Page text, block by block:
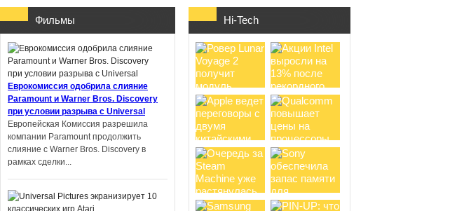
книгами «Кровь, пот и пиксели» и
«Нажми RESET»,...
В Китае литературную премию
получил роман, написанный с
помощью ИИПрофессор Пекинского
университета Шэнь Ян получил
престижную награду на литературном
конкурсе в Китае. Но оказалось,...
Фильмы
Еврокомиссия одобрила слияние
Paramount и Warner Bros. Discovery
при условии разрыва с Universal
Европейская Комиссия разрешила
компании Paramount продолжить
слияние с Warner Bros. Discovery в
рамках сделки...
стриминговый сервис Netflix
анонсировал анимационный фильм
Witcher:...
Новый хит от Netflix:
анимационный сериал Terminator
Zero получает восторженные
отзывы зрителей
Несколько дней
назад на стриминговом сервисе
Netflix состоялась премьера
анимационного сериала Terminator
Hi-Tech